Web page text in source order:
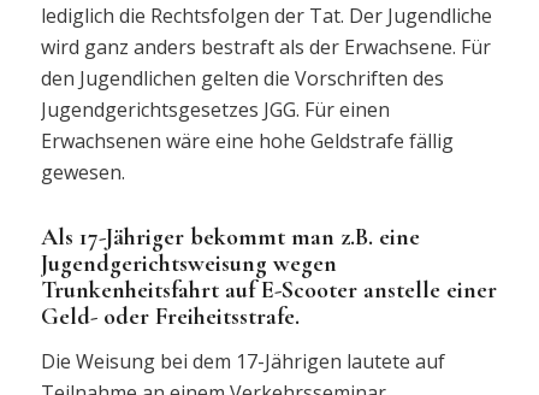
lediglich die Rechtsfolgen der Tat. Der Jugendliche
wird ganz anders bestraft als der Erwachsene. Für
den Jugendlichen gelten die Vorschriften des
Jugendgerichtsgesetzes JGG. Für einen
Erwachsenen wäre eine hohe Geldstrafe fällig
gewesen.
Als 17-Jähriger bekommt man z.B. eine
Jugendgerichtsweisung wegen
Trunkenheitsfahrt auf E-Scooter anstelle einer
Geld- oder Freiheitsstrafe.
Die Weisung bei dem 17-Jährigen lautete auf